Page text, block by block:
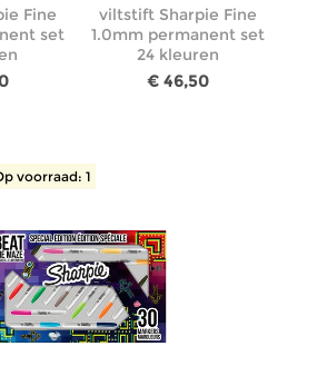
Fine
set
viltstift Sharpie Fine
1.0mm permanent set
24 kleuren
€ 46,50
voorraad: 1